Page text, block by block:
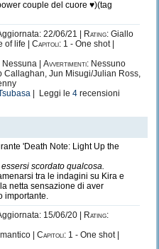
couple del cuore ♥)(tag
22/06/21 | Rating: Giallo
of life | Capitoli: 1 - One shot |
Nessuna | Avvertimenti: Nessuno
Callaghan, Jun Misugi/Julian Ross,
| Leggi le 4 recensioni
'Death Note: Light Up the
scordato qualcosa.
tra le indagini su Kira e
netta sensazione di aver
importante.
15/06/20 |
Rating:
| Capitoli: 1 - One shot |